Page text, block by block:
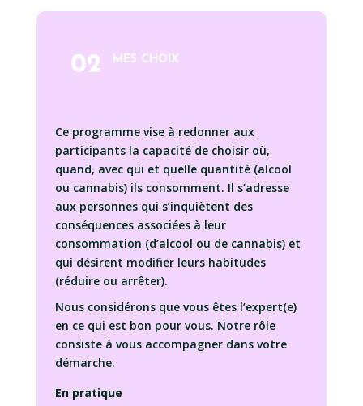
MES CHOIX
Ce programme vise à redonner aux
participants la capacité de choisir où,
quand, avec qui et quelle quantité (alcool
ou cannabis) ils consomment. Il s’adresse
aux personnes qui s’inquiètent des
conséquences associées à leur
consommation (d’alcool ou de cannabis) et
qui désirent modifier leurs habitudes
(réduire ou arrêter).
Nous considérons que vous êtes l’expert(e)
en ce qui est bon pour vous. Notre rôle
consiste à vous accompagner dans votre
démarche.
En pratique